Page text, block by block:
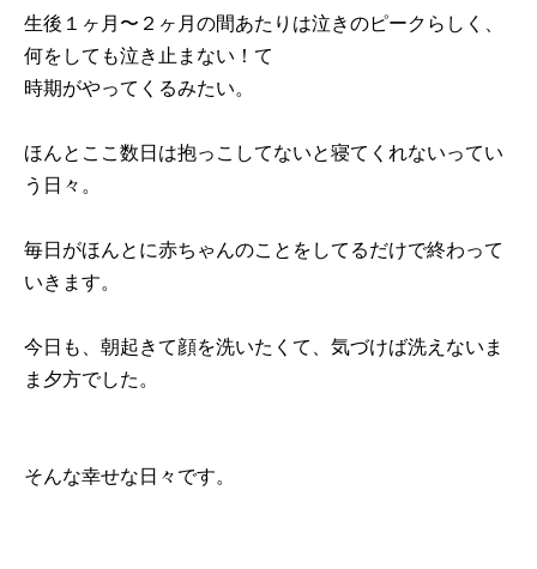
生後１ヶ月〜２ヶ月の間あたりは泣きのピークらしく、
何をしても泣き止まない！て
時期がやってくるみたい。
ほんとここ数日は抱っこしてないと寝てくれないってい
う日々。
毎日がほんとに赤ちゃんのことをしてるだけで終わって
いきます。
今日も、朝起きて顔を洗いたくて、気づけば洗えないま
ま夕方でした。
そんな幸せな日々です。